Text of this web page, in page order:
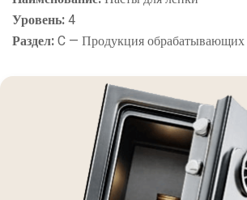
Уровень:4
Раздел:C — Продукция обрабатывающих